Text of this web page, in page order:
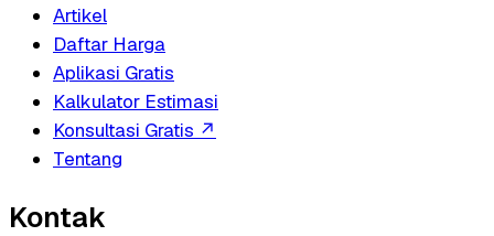
Artikel
Daftar Harga
Aplikasi Gratis
Kalkulator Estimasi
Konsultasi Gratis ↗
Tentang
Kontak